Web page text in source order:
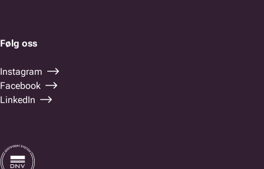
Følg oss
Instagram
Facebook
LinkedIn